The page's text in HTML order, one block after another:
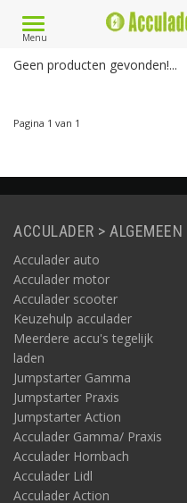
Toggle
navigation
Menu
Laagste prijs
Geen producten gevonden!...
Pagina 1 van 1
ACCULADER > ALGEMEEN
Acculader auto
Acculader motor
Acculader scooter
Keuzehulp acculader
Meerdere accu's tegelijk
laden
Jumpstarter Gamma
Jumpstarter Praxis
Jumpstarter Action
Acculader Gamma/ Praxis
Acculader Hornbach
Acculader Lidl
Acculader Action